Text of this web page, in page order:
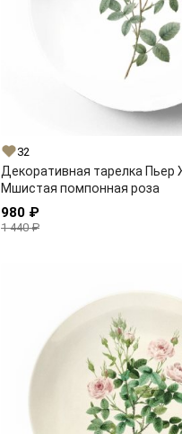
32
Декоративная тарелка Пьер
Мшистая помпонная роза
980 ₽
1 440 ₽